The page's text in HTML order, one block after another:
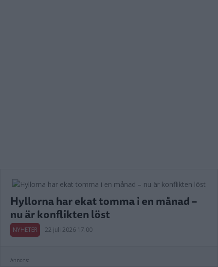
Hyllorna har ekat tomma i en månad –
nu är konflikten löst
NYHETER 22 juli 2026 17.00
Annons: